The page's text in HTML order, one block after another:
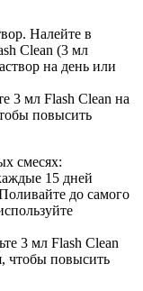
Налейте в
Clean (3 мл
на день или
3 мл Flash Clean на
повысить
смесях:
15 дней
до самого
3 мл Flash Clean
чтобы повысить